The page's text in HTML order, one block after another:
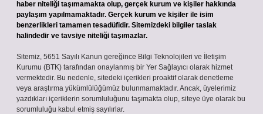
haber niteliği taşımamakta olup, gerçek kurum ve kişiler hakkında
paylaşım yapılmamaktadır. Gerçek kurum ve kişiler ile isim
benzerlikleri tamamen tesadüfidir. Sitemizdeki bilgiler taslak
halindedir ve tavsiye niteliği taşımazlar.
Sitemiz, 5651 Sayılı Kanun gereğince Bilgi Teknolojileri ve İletişim
Kurumu (BTK) tarafından onaylanmış bir Yer Sağlayıcı olarak hizmet
vermektedir. Bu nedenle, sitedeki içerikleri proaktif olarak denetleme
veya araştırma yükümlülüğümüz bulunmamaktadır. Ancak, üyelerimiz
yazdıkları içeriklerin sorumluluğunu taşımakta olup, siteye üye olarak bu
sorumluluğu kabul etmiş sayılırlar.